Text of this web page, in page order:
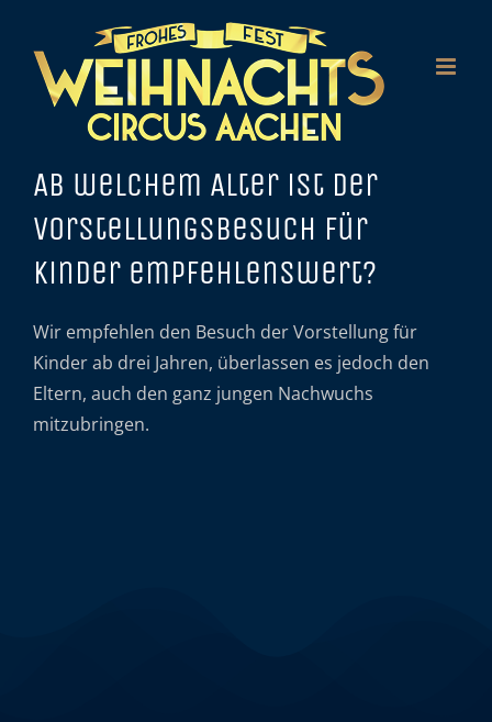
Inhalt
springen
Ab welchem Alter ist der
Vorstellungsbesuch für
Kinder empfehlenswert?
Wir empfehlen den Besuch der Vorstellung für
Kinder ab drei Jahren, überlassen es jedoch den
Eltern, auch den ganz jungen Nachwuchs
mitzubringen.